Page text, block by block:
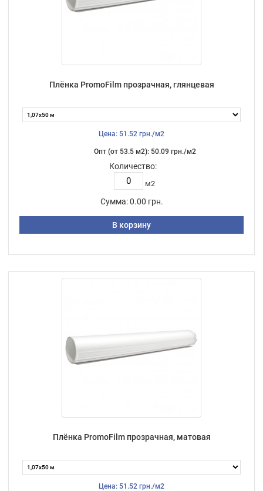
Плёнка PromoFilm прозрачная, глянцевая
Цена: 51.52 грн./м2
Опт (от 53.5 м2): 50.09 грн./м2
Количество:
м2
Сумма: 0.00 грн.
В корзину
Плёнка PromoFilm прозрачная, матовая
Цена: 51.52 грн./м2